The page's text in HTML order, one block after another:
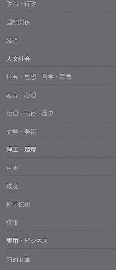
政治・行政
国際関係
経済
人文社会
社会・思想・哲学・宗教
教育・心理
地理・民俗・歴史
文学・美術
理工・環境
建築
環境
科学技術
情報
実用・ビジネス
知的財産